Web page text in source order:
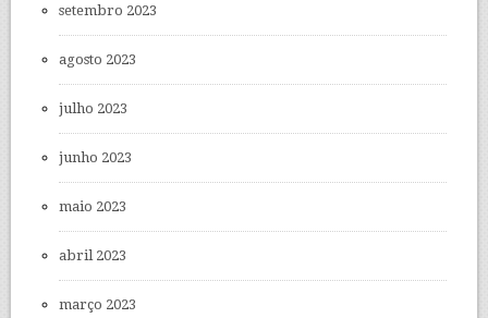
setembro 2023
agosto 2023
julho 2023
junho 2023
maio 2023
abril 2023
março 2023